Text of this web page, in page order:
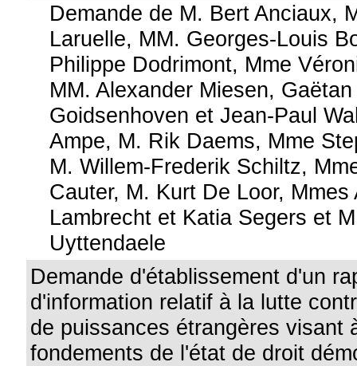
Demande de M. Bert Anciaux,
Laruelle, MM. Georges-Louis
Philippe Dodrimont, Mme
MM. Alexander Miesen, Gaëtan
Goidsenhoven et Jean-Paul
Ampe, M. Rik Daems, Mme
M. Willem-Frederik Schiltz,
Cauter, M. Kurt De Loor, Mmes
Lambrecht et Katia Segers et
Uyttendaele
Demande d'établissement d'un
d'information relatif à la lutte
de puissances étrangères visant
fondements de l'état de droit